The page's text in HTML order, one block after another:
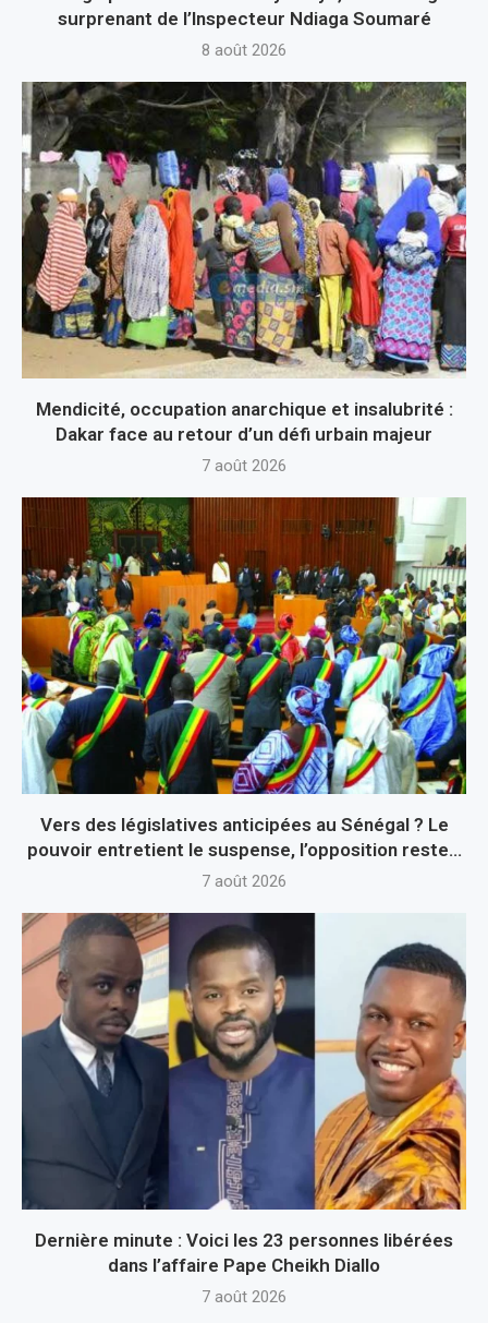
surprenant de l’Inspecteur Ndiaga Soumaré
8 août 2026
Mendicité, occupation anarchique et insalubrité :
Dakar face au retour d’un défi urbain majeur
7 août 2026
Vers des législatives anticipées au Sénégal ? Le
pouvoir entretient le suspense, l’opposition reste...
7 août 2026
Dernière minute : Voici les 23 personnes libérées
dans l’affaire Pape Cheikh Diallo
7 août 2026